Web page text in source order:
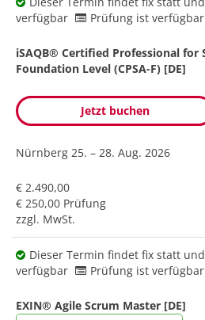
verfügbar
Prüfung ist verfügbar
iSAQB® Certified Professional for
Foundation Level (CPSA-F) [DE]
Jetzt buchen
Nürnberg 25. – 28. Aug. 2026
€ 2.490,00
€ 250,00 Prüfung
zzgl. MwSt.
Dieser Termin findet fix statt
verfügbar
Prüfung ist verfügbar
EXIN® Agile Scrum Master [DE]